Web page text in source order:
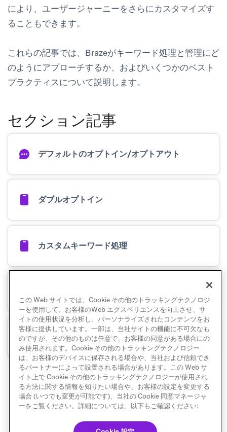
により、ユーザージャーニーをさらにカスタマイズす
ることもできます。
これらの記事では、Brazeがキーワード処理と管理にど
のようにアプローチするか、およびいくつかのベスト
プラクティスについて説明します。
セクション記事
デフォルトのオプトイン/オプトアウト
ダブルオプトイン
カスタムキーワード処理
あいまいオプトアウト
この Web サイトでは、Cookie その他のトラッキングテクノロジ
ーを使用して、お客様のWeb エクスペリエンスを向上させ、サ
イトの使用状況を分析し、パーソナライズされたコンテンツをお
客様に提供しています。一部は、当社サイトの機能に不可欠なも
のですが、その他のものは任意で、お客様の同意がある場合にの
み使用されます。Cookie その他のトラッキングテクノロジー
は、お客様のデバイスに保存される場合や、当社および信頼でき
るパートナーによって設置される場合があります。この Web サ
イト上で Cookie その他のトラッキングテクノロジーが使用され
る方法に関する情報を知りたい場合や、お客様の設定を変更する
場合 (いつでも変更が可能です)、当社の Cookie 同意マネージャ
ーをご覧ください。詳細については、以下もご確認ください: